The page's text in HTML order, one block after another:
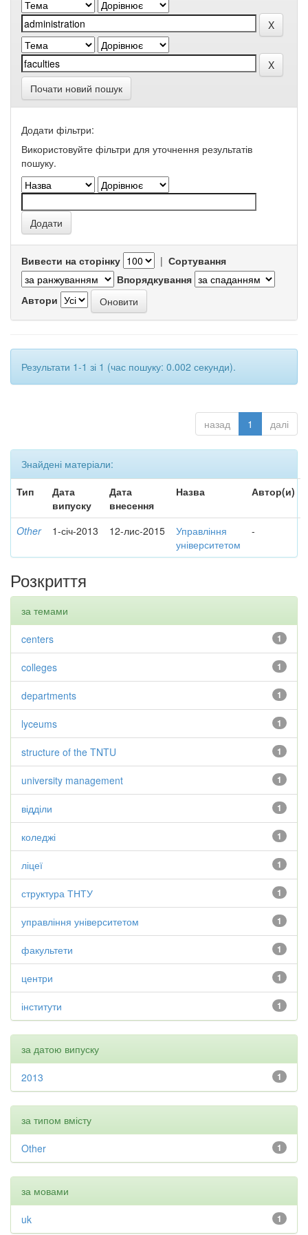
Почати новий пошук
Додати фільтри:
Використовуйте фільтри для уточнення результатів
пошуку.
Вивести на сторінку | Сортування
Впорядкування
Автори
Результати 1-1 зі 1 (час пошуку: 0.002 секунди).
назад 1 далі
Знайдені матеріали:
Тип
Дата
випуску
Дата
внесення
Назва Автор(и)
Other 1-січ-2013 12-лис-2015
Управління
університетом
-
Розкриття
за темами
1
centers
1
colleges
1
departments
1
lyceums
1
structure of the TNTU
1
university management
1
відділи
1
коледжі
1
ліцеї
1
структура ТНТУ
1
управління університетом
1
факультети
1
центри
1
інститути
за датою випуску
1
2013
за типом вмісту
1
Other
за мовами
1
uk